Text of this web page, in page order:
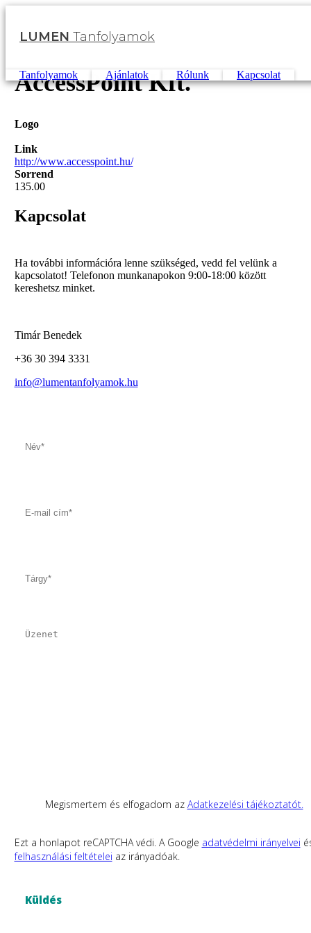
tartalomra
LUMEN Tanfolyamok
Tanfolyamok Ajánlatok Rólunk Kapcsolat
AccessPoint Kft.
Logo
Link
http://www.accesspoint.hu/
Sorrend
135.00
Kapcsolat
Ha további információra lenne szükséged, vedd fel velünk a
kapcsolatot! Telefonon munkanapokon 9:00-18:00 között
kereshetsz minket.
Timár Benedek
+36 30 394 3331
info@lumentanfolyamok.hu
Megismertem és elfogadom az Adatkezelési tájékoztatót.
Ezt a honlapot reCAPTCHA védi. A Google adatvédelmi irányelvei
felhasználási feltételei az irányadóak.